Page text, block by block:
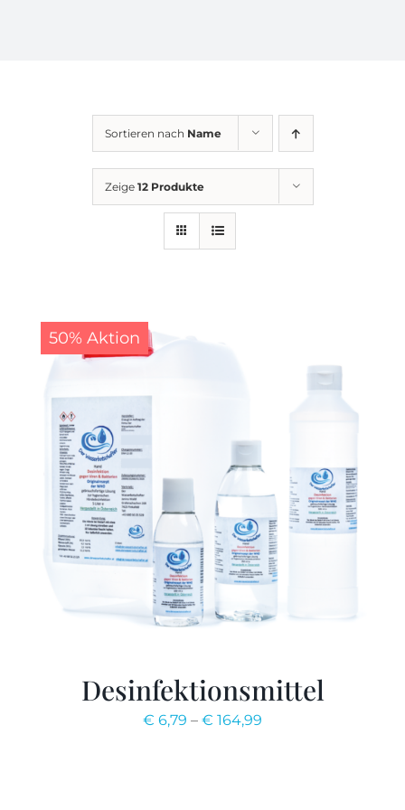
AGB
Impressum
Datenschutz
Sortieren nach Name
Zeige 12 Produkte
50% Aktion
Desinfektionsmittel
€ 6,79 – € 164,99